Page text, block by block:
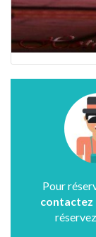
Pour
contactez